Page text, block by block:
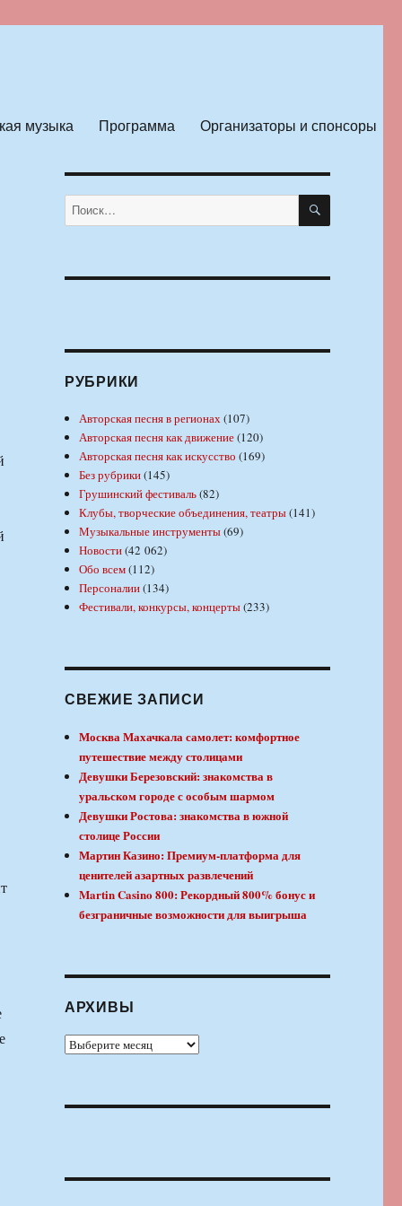
музыка Программа Организаторы и спонсоры
Искать: ПОИСК
РУБРИКИ
Авторская песня в регионах(107)
Авторская песня как движение(120)
Авторская песня как искусство (169)
Без рубрики(145)
Грушинский фестиваль(82)
Клубы, творческие объединения, театры(141)
Музыкальные инструменты(69)
Новости(42 062)
Обо всем(112)
Персоналии(134)
Фестивали, конкурсы, концерты(233)
СВЕЖИЕ ЗАПИСИ
Москва Махачкала самолет: комфортное
путешествие между столицами
Девушки Березовский: знакомства в
уральском городе с особым шармом
Девушки Ростова: знакомства в южной
столице России
Мартин Казино: Премиум-платформа для
ценителей азартных развлечений
Martin Casino 800: Рекордный 800% бонус и
безграничные возможности для выигрыша
АРХИВЫ
Архивы